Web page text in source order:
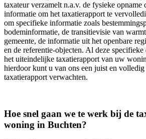
taxateur verzamelt n.a.v. de fysieke opname
informatie om het taxatierapport te
om specifieke informatie zoals
bodeminformatie, de transitievisie van
gemeente, de informatie uit het openbare
en de referentie-objecten. Al deze
het uiteindelijke taxatierapport van uw
hierdoor kunt u van ons een juist en
taxatierapport verwachten.
Hoe snel gaan we te werk bij de
woning in Buchten?